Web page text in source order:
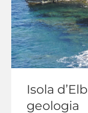
Isola
geologia